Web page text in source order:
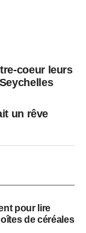
coeur leurs
un rêve
pour lire
de céréales